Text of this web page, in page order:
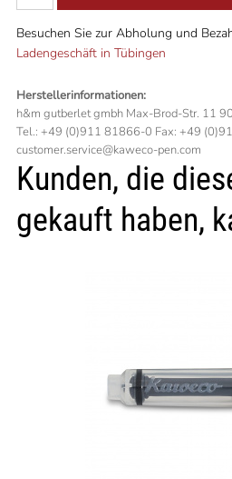
Besuchen Sie zur Abholung und
Ladengeschäft in Tübingen
Herstellerinformationen:
h&m gutberlet gmbh Max-Brod-Str. 11
Tel.: +49 (0)911 81866-0 Fax: +49
customer.service@kaweco-pen.com
Kunden, die
gekauft haben,